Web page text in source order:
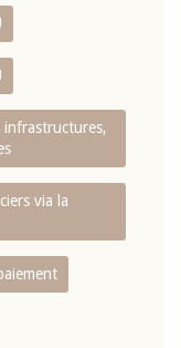
infrastructures,
via la